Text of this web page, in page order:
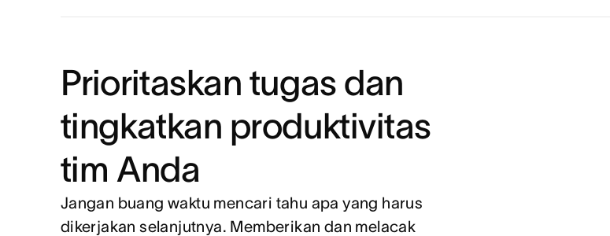
Prioritaskan tugas dan
tingkatkan produktivitas
tim Anda
Jangan buang waktu mencari tahu apa yang harus
dikerjakan selanjutnya. Memberikan dan melacak